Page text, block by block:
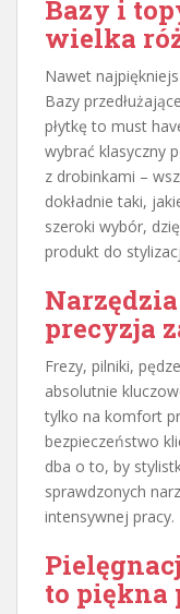
Bazy i
wielka
Nawet
Bazy
płytkę to must
wybrać klasyczny
z drobinkami –
dokładnie taki,
szeroki wybór,
produkt do
precyzja
Frezy, pilniki,
absolutnie
tylko na komfort
bezpieczeństwo
dba o to, by
sprawdzonych
intensywnej pracy.
to piękna